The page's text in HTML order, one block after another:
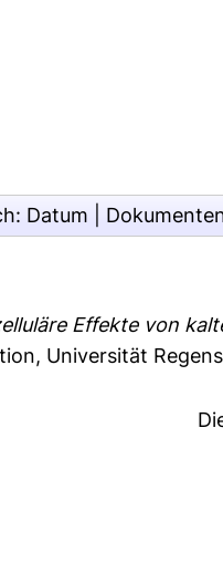
Datum
Effekte von
Universität